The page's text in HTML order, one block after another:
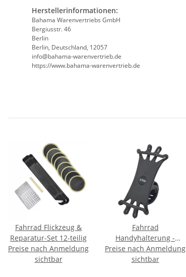
Herstellerinformationen:
Bahama Warenvertriebs GmbH
Bergiusstr. 46
Berlin
Berlin, Deutschland, 12057
ed.beirtrevneraw-amahab@ofni
https://www.bahama-warenvertrieb.de
Fahrrad Flickzeug &
Reparatur-Set 12-teilig
Preise nach Anmeldung
sichtbar
Fahrrad
Handyhalterung -
Universal
Preise nach Anmeldung
sichtbar